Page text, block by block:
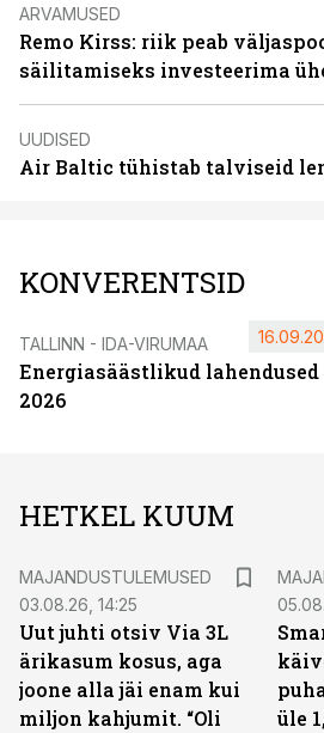
ARVAMUSED
Remo Kirss: riik peab
säilitamiseks investeerima
UUDISED
Air Baltic tühistab talviseid
KONVERENTSID
TALLINN - IDA-VIRUMAA
Energiasäästlikud lahendused
2026
HETKEL KUUM
MAJANDUSTULEMUSED
03.08.26, 14:25
Uut juhti otsiv Via 3L
ärikasum kosus, aga
joone alla jäi enam kui
miljon kahjumit. “Oli
üle